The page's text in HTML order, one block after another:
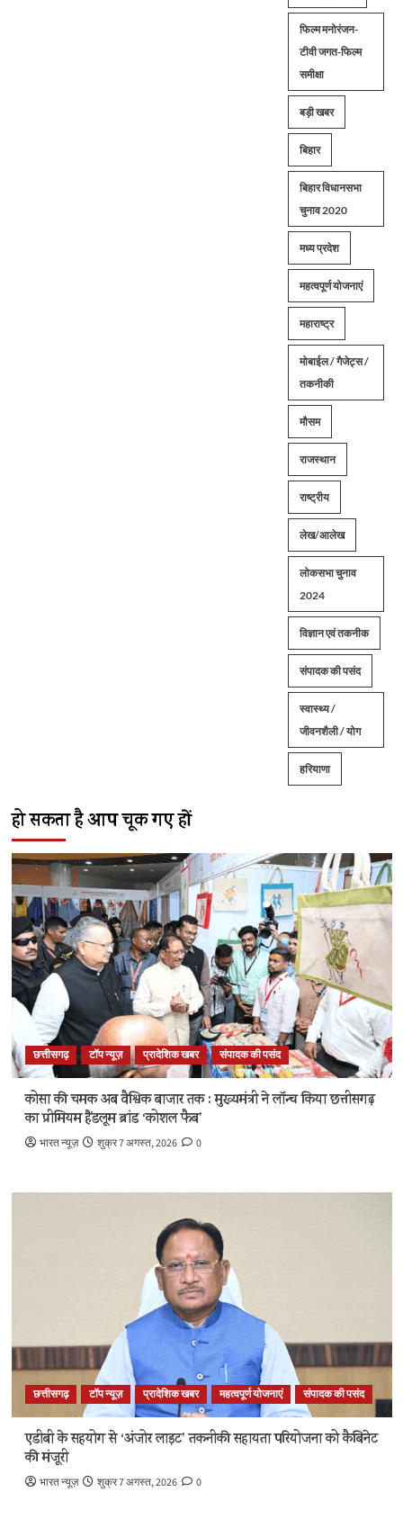
फिल्म मनोरंजन-
टीवी जगत-फिल्म
समीक्षा
बड़ी खबर
बिहार
बिहार विधानसभा
चुनाव 2020
मध्य प्रदेश
महत्वपूर्ण योजनाएं
महाराष्ट्र
मोबाईल / गैजेट्स /
तकनीकी
मौसम
राजस्थान
राष्ट्रीय
लेख/आलेख
लोकसभा चुनाव
2024
विज्ञान एवं तकनीक
संपादक की पसंद
स्वास्थ्य /
जीवनशैली / योग
हरियाणा
हो सकता है आप चूक गए हों
छत्तीसगढ़ टॉप न्यूज़ प्रादेशिक खबर संपादक की पसंद
कोसा की चमक अब वैश्विक बाजार तक : मुख्यमंत्री ने लॉन्च किया छत्तीसगढ़
का प्रीमियम हैंडलूम ब्रांड ‘कोशल फैब’
भारत न्यूज़ शुक्र 7 अगस्त, 2026 0
छत्तीसगढ़ टॉप न्यूज़ प्रादेशिक खबर महत्वपूर्ण योजनाएं संपादक की पसंद
एडीबी के सहयोग से ‘अंजोर लाइट’ तकनीकी सहायता परियोजना को कैबिनेट
की मंजूरी
भारत न्यूज़ शुक्र 7 अगस्त, 2026 0